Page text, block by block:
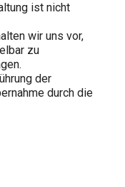
ist nicht
wir uns vor,
zu
der
durch die